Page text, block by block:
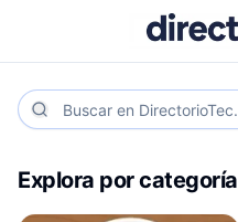
Explora por categoría